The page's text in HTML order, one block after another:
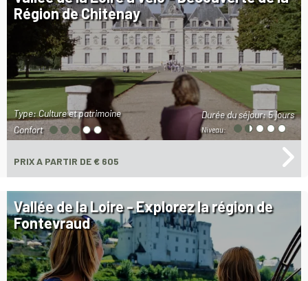
Région de Chitenay
Durée du séjour:5 jours
Niveau:
Type: Culture et patrimoine
Confort
PRIXA PARTIR DE € 605
Vallée de la Loire - Explorez la région de
Fontevraud